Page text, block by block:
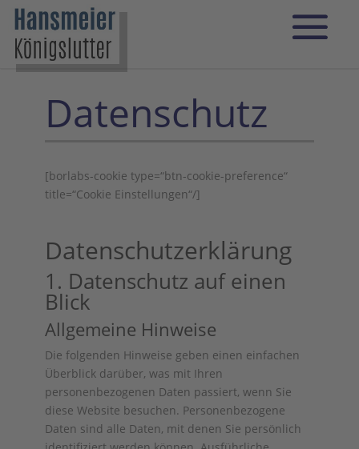
Datenschutz
[borlabs-cookie type=“btn-cookie-preference“
title=“Cookie Einstellungen“/]
Datenschutz­erklärung
1. Datenschutz auf einen
Blick
Allgemeine Hinweise
Die folgenden Hinweise geben einen einfachen
Überblick darüber, was mit Ihren
personenbezogenen Daten passiert, wenn Sie
diese Website besuchen. Personenbezogene
Daten sind alle Daten, mit denen Sie persönlich